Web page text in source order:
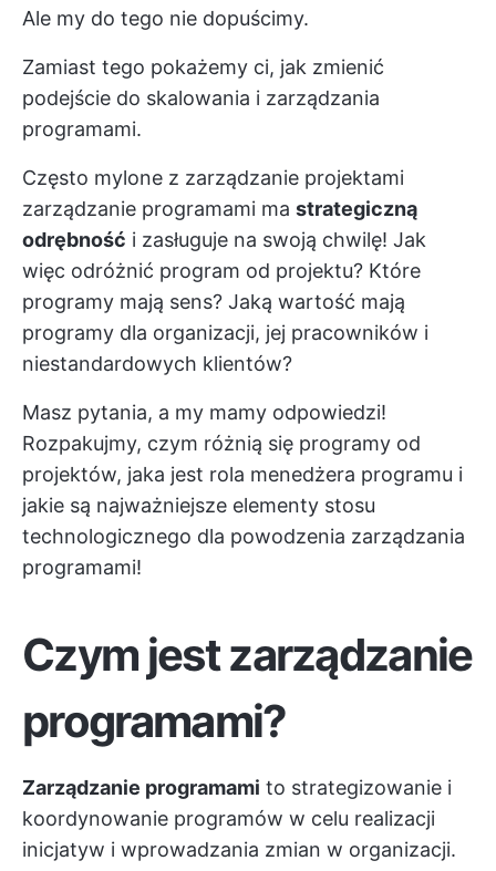
Ale my do tego nie dopuścimy.
Zamiast tego pokażemy ci, jak zmienić
podejście do skalowania i zarządzania
programami.
Często mylone z zarządzanie projektami
zarządzanie programami ma strategiczną
odrębność i zasługuje na swoją chwilę! Jak
więc odróżnić program od projektu? Które
programy mają sens? Jaką wartość mają
programy dla organizacji, jej pracowników i
niestandardowych klientów?
Masz pytania, a my mamy odpowiedzi!
Rozpakujmy, czym różnią się programy od
projektów, jaka jest rola menedżera programu i
jakie są najważniejsze elementy stosu
technologicznego dla powodzenia zarządzania
programami!
Czym jest zarządzanie
programami?
Zarządzanie programami to strategizowanie i
koordynowanie programów w celu realizacji
inicjatyw i wprowadzania zmian w organizacji.